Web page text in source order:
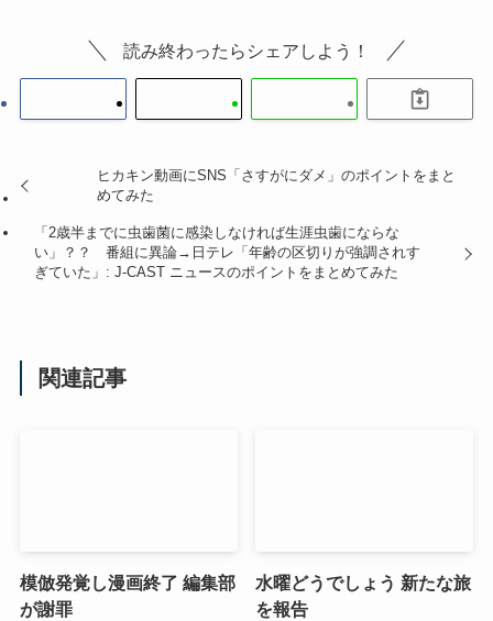
読み終わったらシェアしよう！
ヒカキン動画にSNS「さすがにダメ」のポイントをまと
めてみた
「2歳半までに虫歯菌に感染しなければ生涯虫歯にならな
い」？？ 番組に異論→日テレ「年齢の区切りが強調されす
ぎていた」: J-CAST ニュースのポイントをまとめてみた
関連記事
模倣発覚し漫画終了 編集部
が謝罪
水曜どうでしょう 新たな旅
を報告